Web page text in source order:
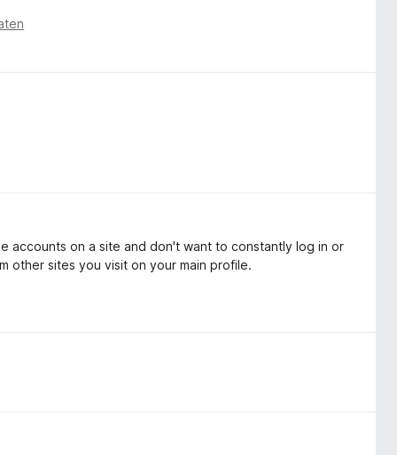
accounts on a site and don't want to constantly log in or
other sites you visit on your main profile.